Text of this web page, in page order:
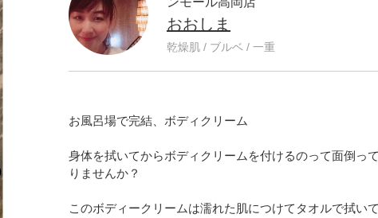
おおしま
乾燥肌 / ブルベ / 一重
お風呂場で完結、ボディクリーム
身体を拭いてからボディクリームを付けるのって面倒っ
りませんか？
このボディークリームは濡れた肌につけてタオルで拭い